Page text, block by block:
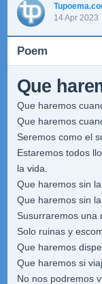
14 Apr 2023
Poem
Que
Que haremos
Que haremos
Seremos como el
Estaremos todos
la vida.
Que haremos sin
Que haremos sin
Susurraremos una
Solo ruinas y
Que haremos
Que haremos si
No nos podremos